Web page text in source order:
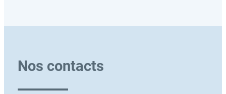
Nos contacts